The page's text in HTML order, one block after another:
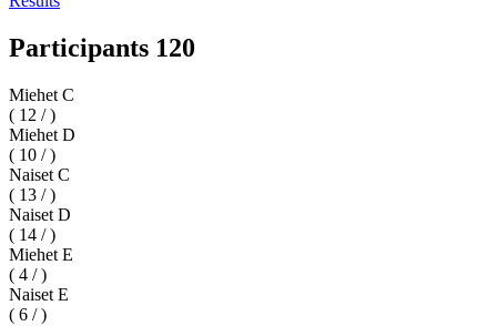
Participants 120
Miehet C
( 12 / )
Miehet D
( 10 / )
Naiset C
( 13 / )
Naiset D
( 14 / )
Miehet E
( 4 / )
Naiset E
( 6 / )